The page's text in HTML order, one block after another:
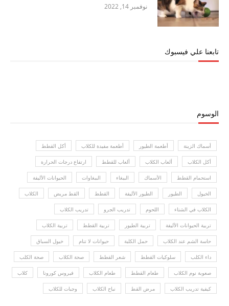
نوفمبر 14, 2022
تابعنا علي فيسبوك
الوسوم
أسماك الزينة أطعمة الطيور أطعمة مفيدة للكلاب أكل القطط
أكل الكلاب ألعاب الكلاب ألعاب للقطط ارتفاع درجات الحرارة
استحمام القطط الأسماك الببغاء الببغاوات الحيوانات الأليفة
الخيول الطيور الطيور الأليفة القطط القط مريض الكلاب
الكلاب في الشتاء اللحوم تدريب الجرو تدريب الكلاب
تربية الحيوانات الأليفة تربية الطيور تربية القطط تربية الكلاب
حاسة الشم عند الكلاب حمل الكلبة حيوانات لا تنام خيول السباق
داء الكلب سلوكيات القطط شعر القطط صحة الكلاب صحة الكلب
صعوبة نوم الكلاب طعام القطط طعام الكلاب فيروس كورونا كلاب
كيفية تدريب الكلاب مرض القط نباح الكلاب وجبات للكلاب